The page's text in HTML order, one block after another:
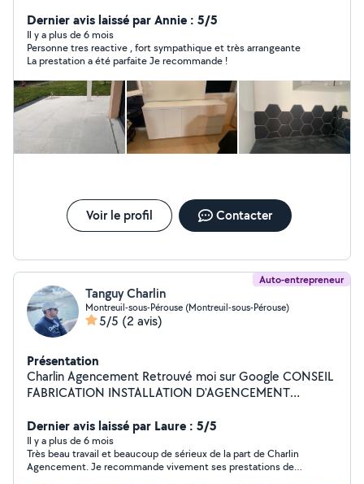
arranger par manque de temps ou d'envie , je suis
présent.
Dernier avis laissé par Annie : 5/5
Il y a plus de 6 mois
Personne tres reactive , fort sympathique et très arrangeante
La prestation a été parfaite Je recommande !
Voir le profil Contacter
Auto-entrepreneur
Tanguy Charlin
Montreuil-sous-Pérouse (Montreuil-sous-Pérouse)
5/5 (2 avis)
Présentation
Charlin Agencement Retrouvé moi sur Google CONSEIL
FABRICATION INSTALLATION D'AGENCEMENT
EXTÉRIEUR CUISINE, SALLE DE BAIN, BUREAU,
PARQUET... TERRASSE, PERGOLAS, ABRIS...
Dernier avis laissé par Laure : 5/5
Il y a plus de 6 mois
Très beau travail et beaucoup de sérieux de la part de Charlin
Agencement. Je recommande vivement ses prestations de